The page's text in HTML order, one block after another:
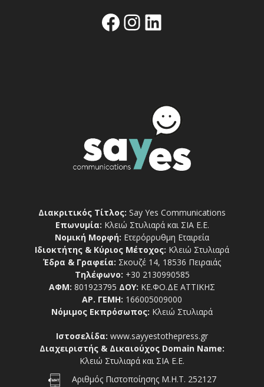
Facebook
Instagram
Linkedin
Διακριτικός Τίτλος: Say Yes Communications
Επωνυμία: Κλειώ Στυλιαρά και ΣΙΑ Ε.Ε.
Νομική Μορφή: Ετερόρρυθμη Εταιρεία
Ιδιοκτήτης & Κύριος Μέτοχος: Κλειώ Στυλιαρά
Έδρα & Γραφεία: Σκουζέ 14, 18536 Πειραιάς
Τηλέφωνο: +30 2130990585
ΑΦΜ: 801923795 ΔΟΥ: ΚΕ.ΦΟ.ΔΕ ΑΤΤΙΚΗΣ
ΑΡ. ΓΕΜΗ: 166005009000
Νόμιμος Εκπρόσωπος: Κλειώ Στυλιαρά
Ιστοσελίδα: www.sayyestothepress.gr
Διαχειριστής & Δικαιούχος Domain Name:
Κλειώ Στυλιαρά και ΣΙΑ Ε.Ε.
Αριθμός Πιστοποίησης Μ.Η.Τ. 252127